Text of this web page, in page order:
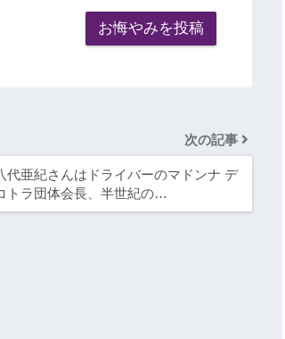
次の記事
代亜紀さんはドライバーのマドンナ デ
トラ団体会長、半世紀の…